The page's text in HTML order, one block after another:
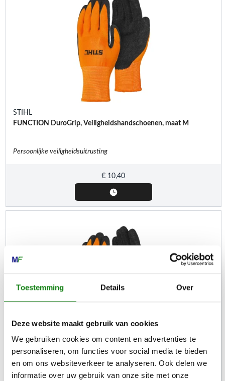
Toestemming Details Over
Deze website maakt gebruik van cookies
We gebruiken cookies om content en advertenties te
personaliseren, om functies voor social media te bieden
en om ons websiteverkeer te analyseren. Ook delen we
informatie over uw gebruik van onze site met onze
STIHL
FUNCTION DuroGrip, Veiligheidshandschoenen, maat M
Persoonlijke veiligheidsuitrusting
€ 10,40
STIHL
FUNCTION DuroGrip, Veiligheidshandschoenen, maat S